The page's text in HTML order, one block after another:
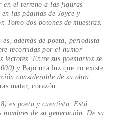
en el terreno a las figuras
las páginas de Joyce y
Tomo dos botones de muestras.
además de poeta, periodista
recorridas por el humor
Entre sus poemarios se
y Bajo una luz que no existe
considerable de su obra
matar, corazón.
es poeta y cuentista. Está
de su generación. De su